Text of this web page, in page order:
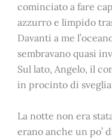
cominciato a fare
azzurro e limpido
Davanti a me
sembravano quasi
Sul lato, Angelo, il
in procinto di
La notte non era
erano anche un po’